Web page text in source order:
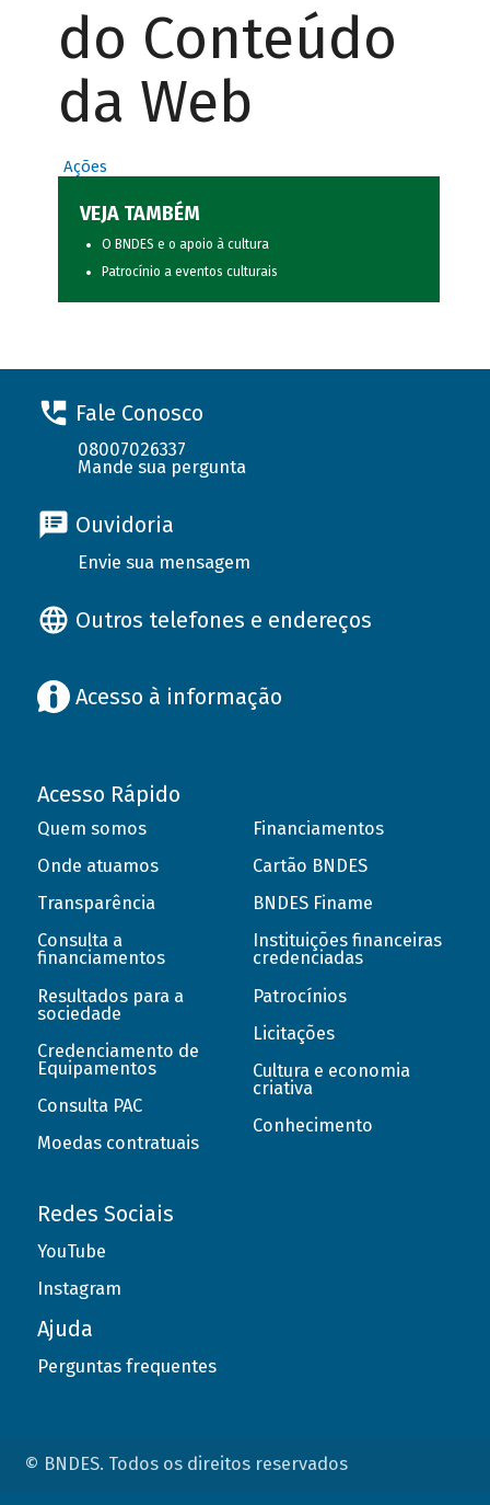
do Conteúdo
da Web
Ações
VEJA TAMBÉM
O BNDES e o apoio à cultura
Patrocínio a eventos culturais
Fale Conosco
08007026337
Mande sua pergunta
Ouvidoria
Envie sua mensagem
Outros telefones e endereços
Acesso à informação
Acesso Rápido
Quem somos
Onde atuamos
Transparência
Consulta a
financiamentos
Resultados para a
sociedade
Credenciamento de
Equipamentos
Consulta PAC
Moedas contratuais
Financiamentos
Cartão BNDES
BNDES Finame
Instituições financeiras
credenciadas
Patrocínios
Licitações
Cultura e economia
criativa
Conhecimento
Redes Sociais
YouTube
Instagram
Ajuda
Perguntas frequentes
© BNDES. Todos os direitos reservados